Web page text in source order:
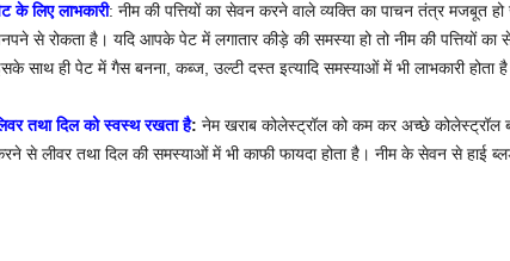
के लिए लाभकारी: नीम की पत्तियों का सेवन करने वाले व्यक्ति का पाचन तंत्र मजबूत हो
से रोकता है। यदि आपके पेट में लगातार कीड़े की समस्या हो तो नीम की पत्तियों का
साथ ही पेट में गैस बनना, कब्ज, उल्टी दस्त इत्यादि समस्याओं में भी लाभकारी होता
तथा दिल को स्वस्थ रखता है: नेम खराब कोलेस्ट्रॉल को कम कर अच्छे कोलेस्ट्रॉल
से लीवर तथा दिल की समस्याओं में भी काफी फायदा होता है। नीम के सेवन से हाई